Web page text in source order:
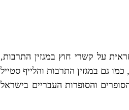
על קשרי חוץ במגזין התרבות,
גם במגזין התרבות והלייף סטייל
והסופרות העבריים בישראל